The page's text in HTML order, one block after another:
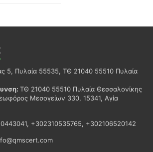
5, Πυλαία 55535, ΤΘ 21040 55510 Πυλαία
ΤΘ 21040 55510 Πυλαία Θεσσαλονίκης
Μεσογείων 330, 15341, Αγία
+302310535765, +302106520142